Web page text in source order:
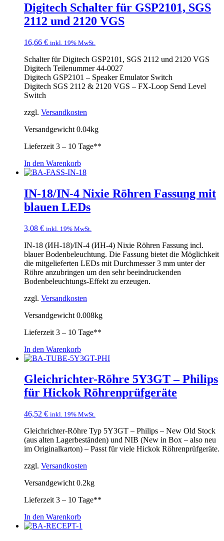
Digitech Schalter für GSP2101, SGS
2112 und 2120 VGS
16,66 € inkl. 19% MwSt.
Schalter für Digitech GSP2101, SGS 2112 und 2120 VGS
Digitech Teilenummer 44-0027
Digitech GSP2101 – Speaker Emulator Switch
Digitech SGS 2112 & 2120 VGS – FX-Loop Send Level
Switch
zzgl. Versandkosten
Versandgewicht 0.04kg
Lieferzeit 3 – 10 Tage**
In den Warenkorb
IN-18/IN-4 Nixie Röhren Fassung mit
blauen LEDs
3,08 € inkl. 19% MwSt.
IN-18 (ИН-18)/IN-4 (ИН-4) Nixie Röhren Fassung incl.
blauer Bodenbeleuchtung. Die Fassung bietet die Möglichkeit
die mitgelieferten LEDs mit Durchmesser 3 mm unter der
Röhre anzubringen um den sehr beeindruckenden
Bodenbeleuchtungs-Effekt zu erzeugen.
zzgl. Versandkosten
Versandgewicht 0.008kg
Lieferzeit 3 – 10 Tage**
In den Warenkorb
Gleichrichter-Röhre 5Y3GT – Philips
für Hickok Röhrenprüfgeräte
46,52 € inkl. 19% MwSt.
Gleichrichter-Röhre Typ 5Y3GT – Philips – New Old Stock
(aus alten Lagerbeständen) und NIB (New in Box – also neu
im Originalkarton) – Passt für viele Hickok Röhrenprüfgeräte.
zzgl. Versandkosten
Versandgewicht 0.2kg
Lieferzeit 3 – 10 Tage**
In den Warenkorb